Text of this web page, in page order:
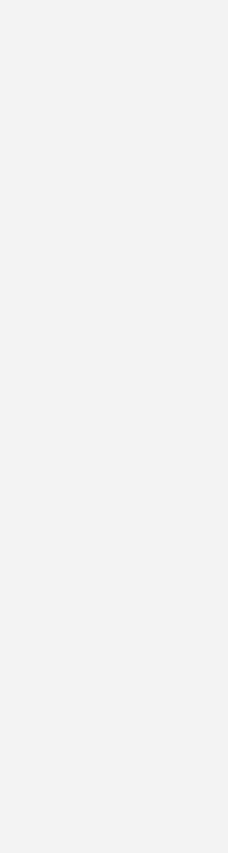
werden. Deren nicht-
18599 für die
Energieverbrauch
im Jahr 2023 sowie
Gaspreis-Barometer
bis 2045 benötigt
2024 auf Tiefststand
für Wärmepumpen